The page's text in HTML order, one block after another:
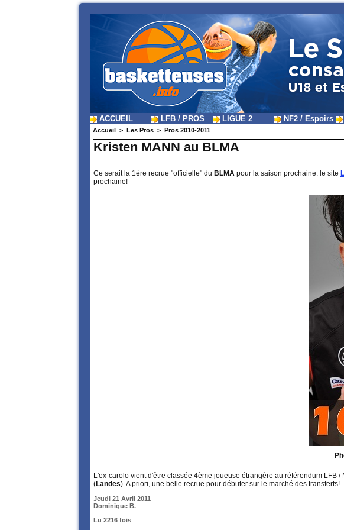
ACCUEIL LFB / PROS LIGUE 2 NF2 / Espoirs
Accueil > Les Pros > Pros 2010-2011
Kristen MANN au BLMA
Ce serait la 1ère recrue "officielle" du BLMA pour la saison prochaine: le site
prochaine!
L'ex-carolo vient d'être classée 4ème joueuse étrangère au référendum LFB /
(Landes). A priori, une belle recrue pour débuter sur le marché des transferts!
Jeudi 21 Avril 2011
Dominique B.
Lu 2216 fois